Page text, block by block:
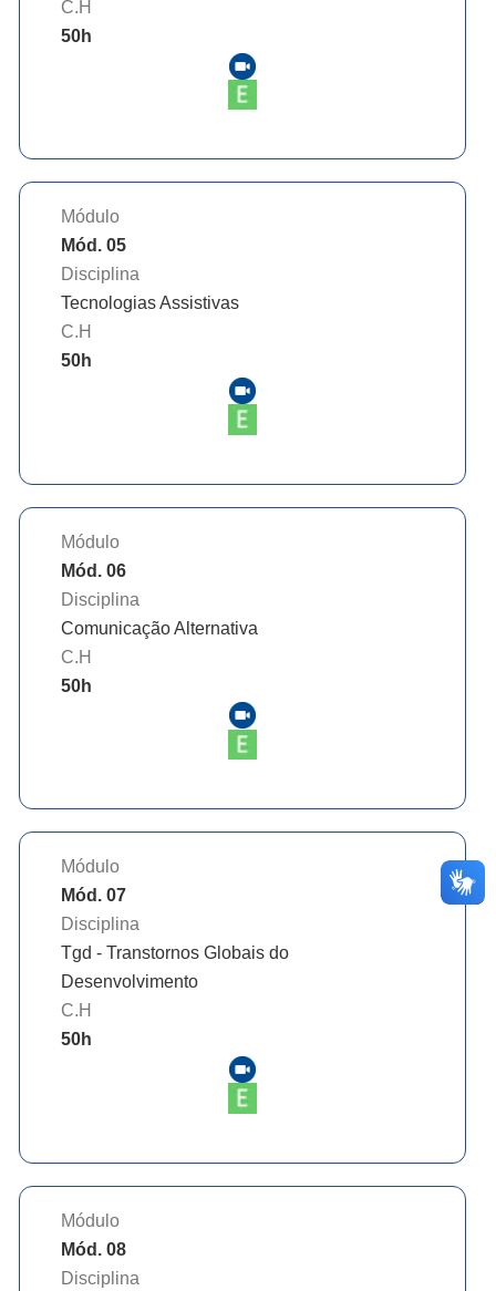
C.H
50h
Módulo
Mód. 05
Disciplina
Tecnologias Assistivas
C.H
50h
Módulo
Mód. 06
Disciplina
Comunicação Alternativa
C.H
50h
Módulo
Mód. 07
Disciplina
Tgd - Transtornos Globais do
Desenvolvimento
C.H
50h
Módulo
Mód. 08
Disciplina